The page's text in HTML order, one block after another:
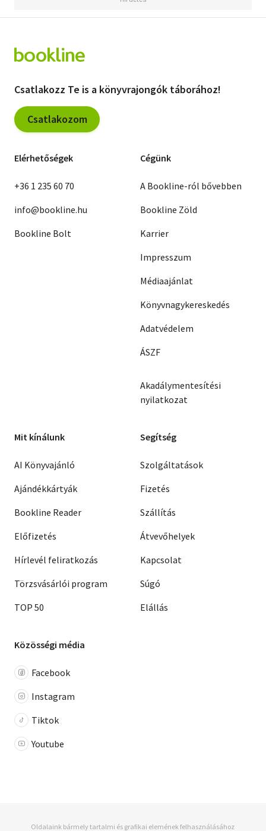
Csatlakozz Te is a könyvrajongók táborához!
Csatlakozom
Elérhetőségek
+36 1 235 60 70
info@bookline.hu
Bookline Bolt
Cégünk
A Bookline-ról bővebben
Bookline Zöld
Karrier
Impresszum
Médiaajánlat
Könyvnagykereskedés
Adatvédelem
ÁSZF
Akadálymentesítési
nyilatkozat
Mit kínálunk
AI Könyvajánló
Ajándékkártyák
Bookline Reader
Előfizetés
Hírlevél feliratkozás
Törzsvásárlói program
TOP 50
Segítség
Szolgáltatások
Fizetés
Szállítás
Átvevőhelyek
Kapcsolat
Súgó
Elállás
Közösségi média
Facebook
Instagram
Tiktok
Youtube
Oldalaink bármely tartalmi és grafikai elemének felhasználásához